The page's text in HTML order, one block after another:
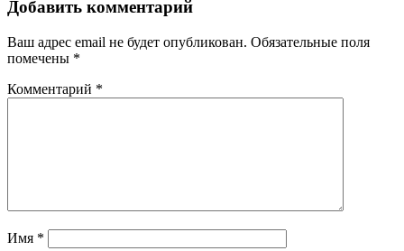
Добавить комментарий
Ваш адрес email не будет опубликован. Обязательные поля
помечены *
Комментарий *
Имя *